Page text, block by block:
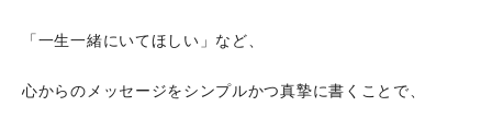
「一生一緒にいてほしい」など、
心からのメッセージをシンプルかつ真摯に書くことで、